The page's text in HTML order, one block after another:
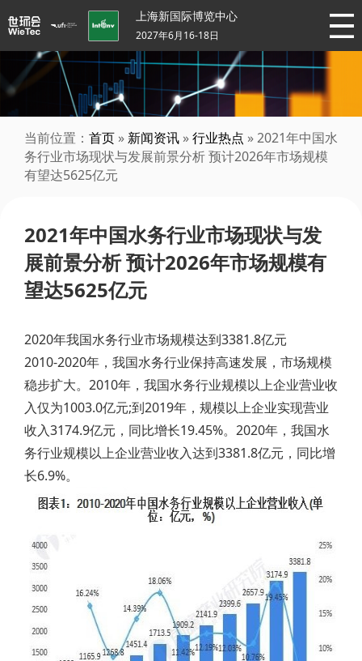
上海新国际博览中心
2027年6月16-18日
当前位置： 首页 » 新闻资讯 »行业热点 » 2021年中国水
务行业市场现状与发展前景分析 预计2026年市场规模
有望达5625亿元
2021年中国水务行业市场现状与发
展前景分析 预计2026年市场规模有
望达5625亿元
2020年我国水务行业市场规模达到3381.8亿元
2010-2020年，我国水务行业保持高速发展，市场规模
稳步扩大。2010年，我国水务行业规模以上企业营业收
入仅为1003.0亿元;到2019年，规模以上企业实现营业
收入3174.9亿元，同比增长19.45%。2020年，我国水
务行业规模以上企业营业收入达到3381.8亿元，同比增
长6.9%。